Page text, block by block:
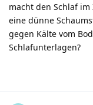
macht den Schlaf
eine dünne
gegen Kälte vom
Schlafunterlagen?